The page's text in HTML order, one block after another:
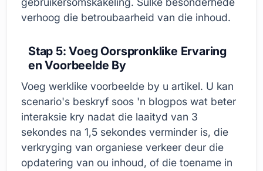
verhoog die betroubaarheid van die inhoud.
Stap 5: Voeg Oorspronklike Ervaring
en Voorbeelde By
Voeg werklike voorbeelde by u artikel. U kan
scenario's beskryf soos 'n blogpos wat beter
interaksie kry nadat die laaityd van 3
sekondes na 1,5 sekondes verminder is, die
verkryging van organiese verkeer deur die
opdatering van ou inhoud, of die toename in